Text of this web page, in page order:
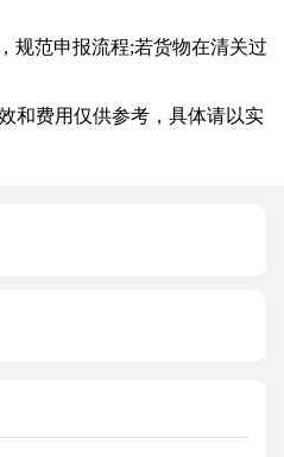
规范申报流程;若货物在清关过
和费用仅供参考，具体请以实